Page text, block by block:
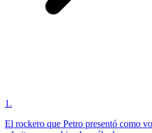
1 .
El rockero que Petro presentó como